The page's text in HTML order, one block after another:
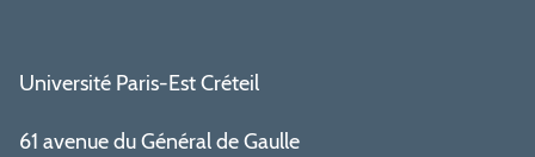
Université Paris-Est Créteil
61 avenue du Général de Gaulle